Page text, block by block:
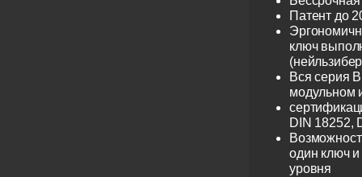
Патент до
ключ
Вся серия
модульном
DIN 18252,
один ключ и
уровня